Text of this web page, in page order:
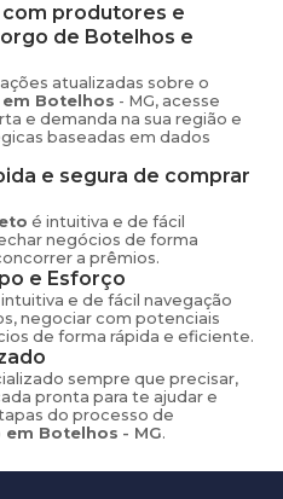
produtores e
de Botelhos e
atualizadas sobre o
Botelhos - MG, acesse
e demanda na sua região e
baseadas em dados
e segura de comprar
é intuitiva e de fácil
negócios de forma
a prêmios.
e Esforço
e de fácil navegação
negociar com potenciais
de forma rápida e eficiente.
sempre que precisar,
pronta para te ajudar e
do processo de
em Botelhos - MG.